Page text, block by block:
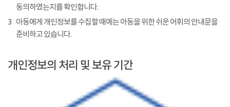
동의하였는지를 확인합니다.
3 아동에게 개인정보를 수집할 때에는 아동을 위한 쉬운 어휘의 안내문을
준비하고 있습니다.
개인정보의 처리 및 보유 기간